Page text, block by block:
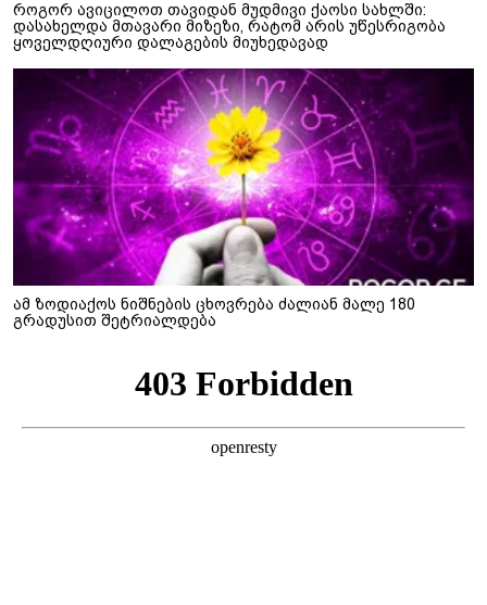
როგორ ავიცილოთ თავიდან მუდმივი ქაოსი სახლში:
დასახელდა მთავარი მიზეზი, რატომ არის უწესრიგობა
ყოველდღიური დალაგების მიუხედავად
ამ ზოდიაქოს ნიშნების ცხოვრება ძალიან მალე 180
გრადუსით შეტრიალდება